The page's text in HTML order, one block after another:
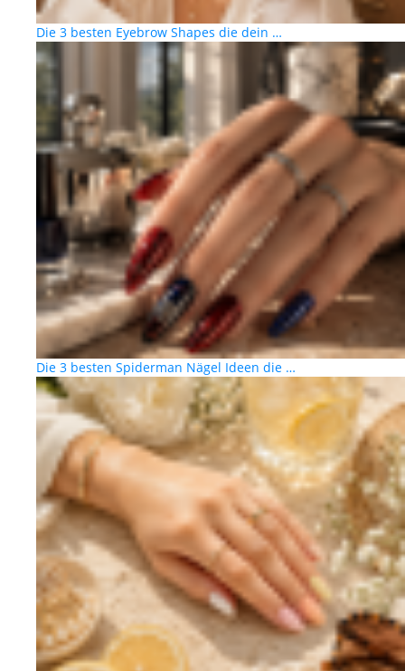
Die 3 besten Eyebrow Shapes die dein …
Die 3 besten Spiderman Nägel Ideen die …